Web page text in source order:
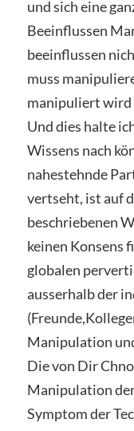
und sich eine
Beeinflussen
beeinflussen
muss
manipuliert wird
Und dies halte
Wissens nach
nahestehnde
vertseht, ist auf
beschriebenen
keinen Konsens
globalen
ausserhalb der
Manipulation
Die von Dir
Manipulation
Symptom der